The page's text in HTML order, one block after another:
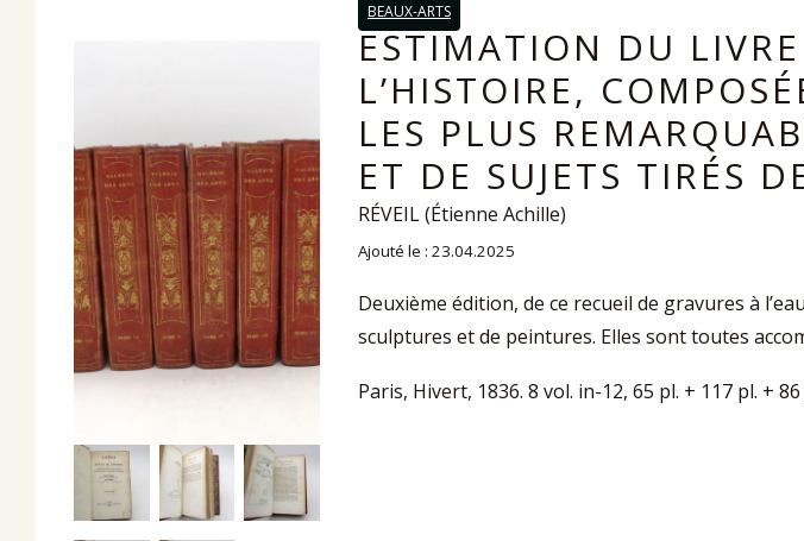
BEAUX-ARTS
ESTIMATION DU
L’HISTOIRE,
LES PLUS
ET DE SUJETS TIRÉS
RÉVEIL (Étienne Achille)
Ajouté le : 23.04.2025
Deuxième édition, de ce recueil de gravures à
sculptures et de peintures. Elles sont toutes
Paris, Hivert, 1836. 8 vol. in-12, 65 pl. + 117 pl. +